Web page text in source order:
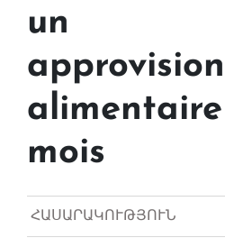
un
mois
ՀԱՍԱՐԱԿՈՒԹՅՈՒՆ